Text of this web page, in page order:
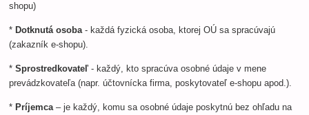
shopu)
* Dotknutá osoba- každá fyzická osoba, ktorej OÚ sa spracúvajú
(zakazník e-shopu).
*Sprostredkovateľ- každý, kto spracúva osobné údaje v mene
prevádzkovateľa (napr. účtovnícka firma, poskytovateľ e-shopu apod.).
* Príjemca– je každý, komu sa osobné údaje poskytnú bez ohľadu na